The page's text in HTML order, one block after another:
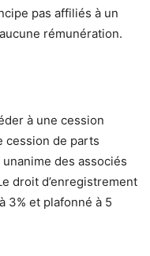
pas affiliés à un
rémunération.
à une cession
cession de parts
unanime des associés
droit d’enregistrement
3% et plafonné à 5